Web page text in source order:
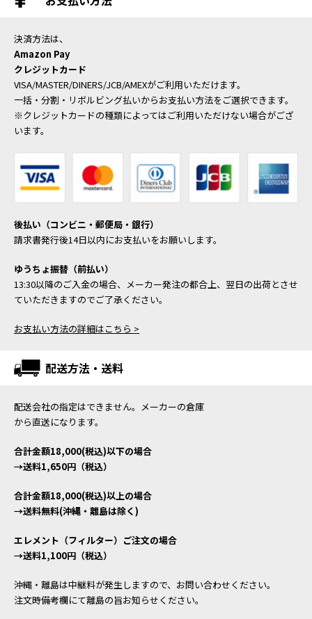
決済方法は、
Amazon Pay
クレジットカード
VISA/MASTER/DINERS/JCB/AMEXがご利用いただけます。
一括・分割・リボルビング払いからお支払い方法をご選択できます。
※クレジットカードの種類によってはご利用いただけない場合がござ
います。
後払い（コンビニ・郵便局・銀行）
請求書発行後14日以内にお支払いをお願いします。
ゆうちょ振替（前払い）
13:30以降のご入金の場合、メーカー発注の都合上、翌日の出荷とさせ
ていただきますのでご了承ください。
お支払い方法の詳細はこちら >
配送方法・送料
配送会社の指定はできません。メーカーの倉庫
から直送になります。
合計金額18,000(税込)以下の場合
→送料1,650円（税込）
合計金額18,000(税込)以上の場合
→送料無料(沖縄・離島は除く)
エレメント（フィルター）ご注文の場合
→送料1,100円（税込）
沖縄・離島は中継料が発生しますので、お問い合わせください。
注文時備考欄にて離島の旨お知らせください。